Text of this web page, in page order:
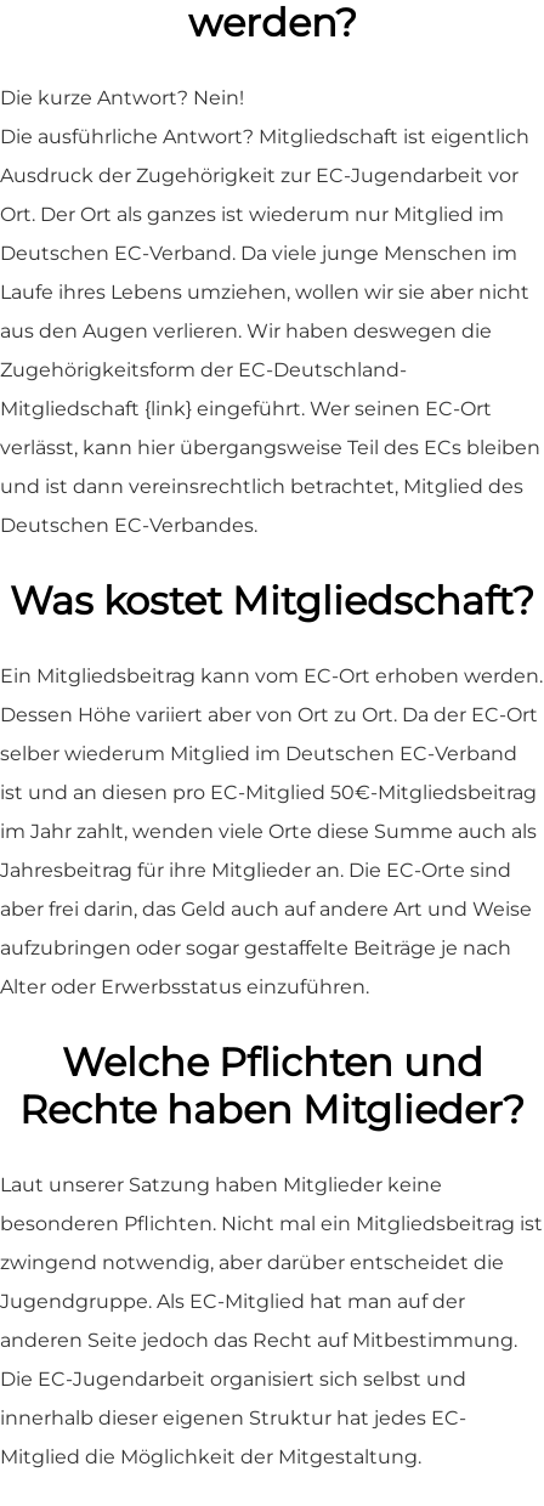
werden?
Die kurze Antwort? Nein!
Die ausführliche Antwort? Mitgliedschaft ist eigentlich
Ausdruck der Zugehörigkeit zur EC-Jugendarbeit vor
Ort. Der Ort als ganzes ist wiederum nur Mitglied im
Deutschen EC-Verband. Da viele junge Menschen im
Laufe ihres Lebens umziehen, wollen wir sie aber nicht
aus den Augen verlieren. Wir haben deswegen die
Zugehörigkeitsform der EC-Deutschland-
Mitgliedschaft {link} eingeführt. Wer seinen EC-Ort
verlässt, kann hier übergangsweise Teil des ECs bleiben
und ist dann vereinsrechtlich betrachtet, Mitglied des
Deutschen EC-Verbandes.
Was kostet Mitgliedschaft?
Ein Mitgliedsbeitrag kann vom EC-Ort erhoben werden.
Dessen Höhe variiert aber von Ort zu Ort. Da der EC-Ort
selber wiederum Mitglied im Deutschen EC-Verband
ist und an diesen pro EC-Mitglied 50€-Mitgliedsbeitrag
im Jahr zahlt, wenden viele Orte diese Summe auch als
Jahresbeitrag für ihre Mitglieder an. Die EC-Orte sind
aber frei darin, das Geld auch auf andere Art und Weise
aufzubringen oder sogar gestaffelte Beiträge je nach
Alter oder Erwerbsstatus einzuführen.
Welche Pflichten und
Rechte haben Mitglieder?
Laut unserer Satzung haben Mitglieder keine
besonderen Pflichten. Nicht mal ein Mitgliedsbeitrag ist
zwingend notwendig, aber darüber entscheidet die
Jugendgruppe. Als EC-Mitglied hat man auf der
anderen Seite jedoch das Recht auf Mitbestimmung.
Die EC-Jugendarbeit organisiert sich selbst und
innerhalb dieser eigenen Struktur hat jedes EC-
Mitglied die Möglichkeit der Mitgestaltung.